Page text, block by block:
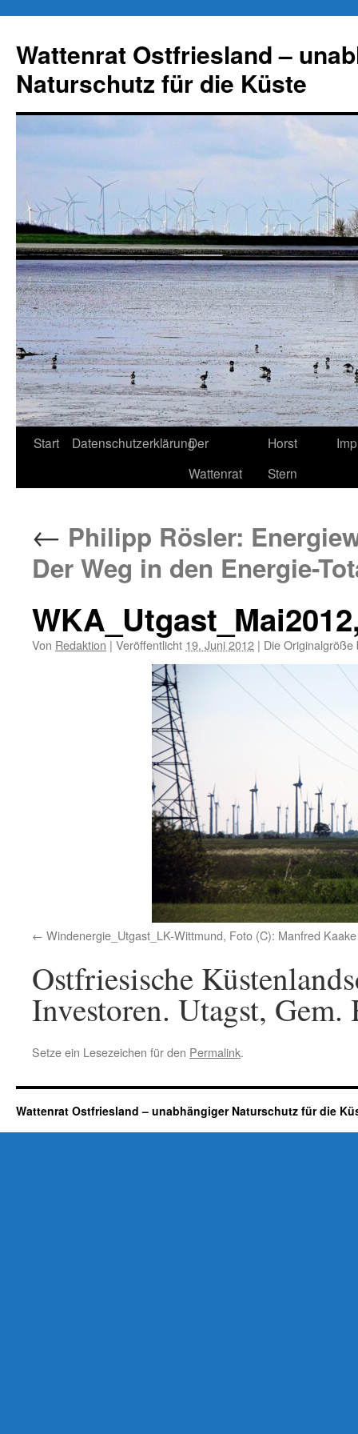
springen
Wattenrat Ostfriesland –
Naturschutz für die Küste
Start DatenschutzerklärungDer
Wattenrat
Horst
Stern
← Philipp Rösler:
Der Weg in den Energie-
Von Redaktion | Veröffentlicht 19. Juni 2012 | Die
Windenergie_Utgast_LK-Wittmund, Foto (C): Manfred Kaake
Ostfriesische
Investoren. Utagst,
Setze ein Lesezeichen für den Permalink.
Wattenrat Ostfriesland – unabhängiger Naturschutz für die